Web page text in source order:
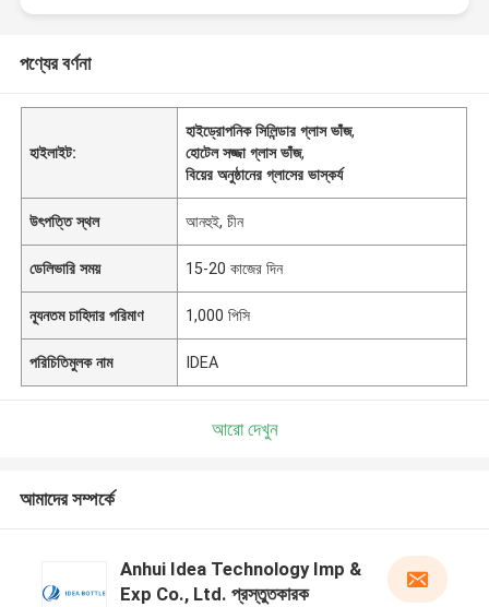
পণ্যের বর্ণনা
হাইলাইট:
হাইড্রোপনিক সিলিন্ডার গ্লাস ভাঁজ,
হোটেল সজ্জা গ্লাস ভাঁজ,
বিয়ের অনুষ্ঠানের গ্লাসের ভাস্কর্য
উৎপত্তি স্থল আনহুই, চীন
ডেলিভারি সময় 15-20 কাজের দিন
ন্যূনতম চাহিদার পরিমাণ 1,000 পিসি
পরিচিতিমুলক নাম IDEA
আরো দেখুন
আমাদের সম্পর্কে
Anhui Idea Technology Imp &
Exp Co., Ltd. প্রস্তুতকারক